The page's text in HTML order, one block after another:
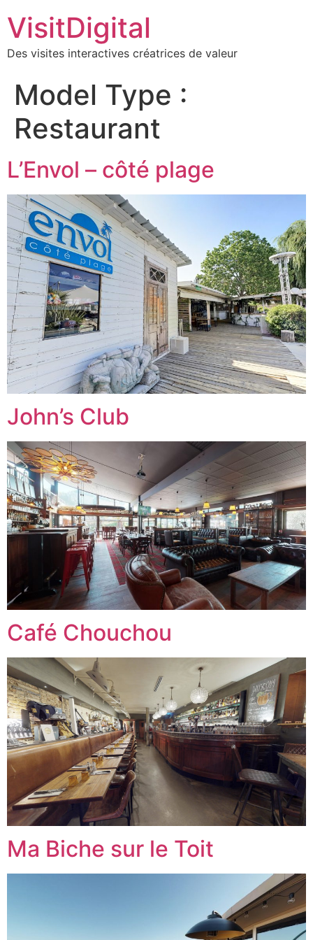
VisitDigital
Des visites interactives créatrices de valeur
Model Type :
Restaurant
L’Envol – côté plage
John’s Club
Café Chouchou
Ma Biche sur le Toit